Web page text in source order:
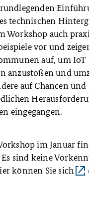
technischen
Workshop auch
vor und
auf, um
anzustoßen und
auf Chancen
eingegangen.
im Januar
Es sind keine
können Sie sich